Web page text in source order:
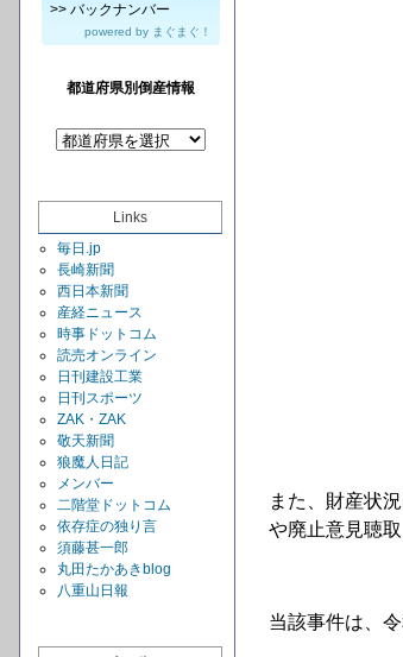
>> バックナンバー
powered by まぐまぐ！
都道府県別倒産情報
Links
毎日.jp
長崎新聞
西日本新聞
産経ニュース
時事ドットコム
読売オンライン
日刊建設工業
日刊スポーツ
ZAK・ZAK
敬天新聞
狼魔人日記
メンバー
二階堂ドットコム
依存症の独り言
須藤甚一郎
丸田たかあきblog
八重山日報
また、財産状
や廃止意見聴
当該事件は、